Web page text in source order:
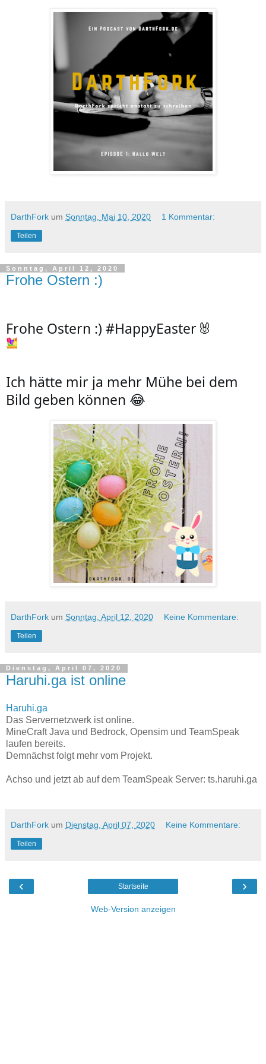
DarthFork um Sonntag, Mai 10, 2020 1 Kommentar:
Teilen
Sonntag, April 12, 2020
Frohe Ostern :)
Frohe Ostern :) #HappyEaster 🐰
Ich hätte mir ja mehr Mühe bei dem
Bild geben können 😂
DarthFork um Sonntag, April 12, 2020 Keine Kommentare:
Teilen
Dienstag, April 07, 2020
Haruhi.ga ist online
Haruhi.ga
Das Servernetzwerk ist online.
MineCraft Java und Bedrock, Opensim und TeamSpeak
laufen bereits.
Demnächst folgt mehr vom Projekt.
Achso und jetzt ab auf dem TeamSpeak Server: ts.haruhi.ga
DarthFork um Dienstag, April 07, 2020 Keine Kommentare:
Teilen
‹ ›
Startseite
Web-Version anzeigen